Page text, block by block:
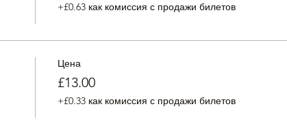
+£0.63 как комиссия с продажи билетов
Цена
£13.00
+£0.33 как комиссия с продажи билетов